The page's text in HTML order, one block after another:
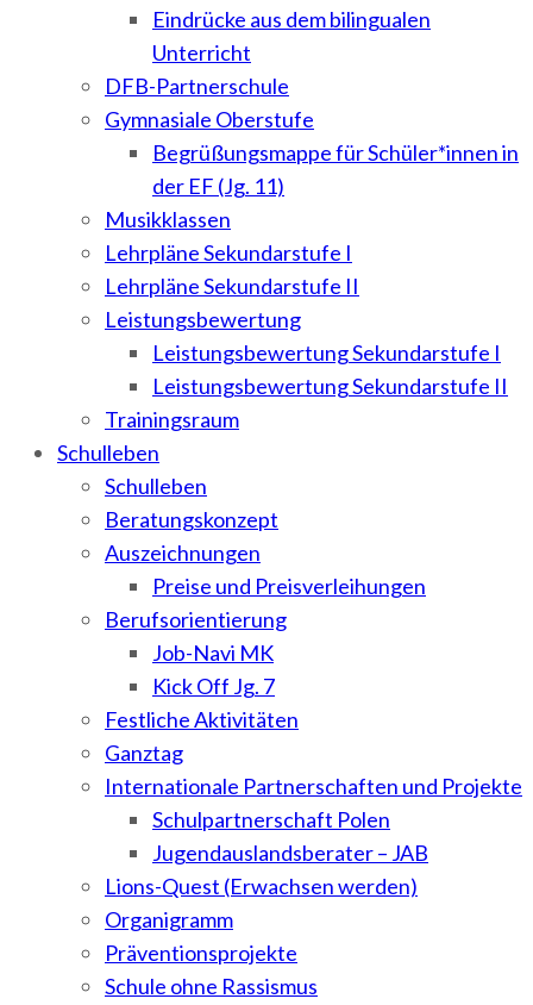
Eindrücke aus dem bilingualen
Unterricht
DFB-Partnerschule
Gymnasiale Oberstufe
Begrüßungsmappe für Schüler*innen in
der EF (Jg. 11)
Musikklassen
Lehrpläne Sekundarstufe I
Lehrpläne Sekundarstufe II
Leistungsbewertung
Leistungsbewertung Sekundarstufe I
Leistungsbewertung Sekundarstufe II
Trainingsraum
Schulleben
Schulleben
Beratungskonzept
Auszeichnungen
Preise und Preisverleihungen
Berufsorientierung
Job-Navi MK
Kick Off Jg. 7
Festliche Aktivitäten
Ganztag
Internationale Partnerschaften und Projekte
Schulpartnerschaft Polen
Jugendauslandsberater – JAB
Lions-Quest (Erwachsen werden)
Organigramm
Präventionsprojekte
Schule ohne Rassismus